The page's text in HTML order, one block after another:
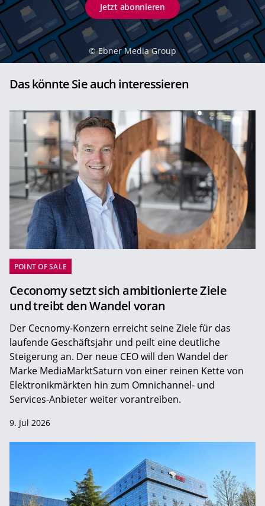
Jetzt abonnieren
© Ebner Media Group
Das könnte Sie auch interessieren
POINT OF SALE
Ceconomy setzt sich ambitionierte Ziele
und treibt den Wandel voran
Der Cecnomy-Konzern erreicht seine Ziele für das
laufende Geschäftsjahr und peilt eine deutliche
Steigerung an. Der neue CEO will den Wandel der
Marke MediaMarktSaturn von einer reinen Kette von
Elektronikmärkten hin zum Omnichannel- und
Services-Anbieter weiter vorantreiben.
9. Jul 2026